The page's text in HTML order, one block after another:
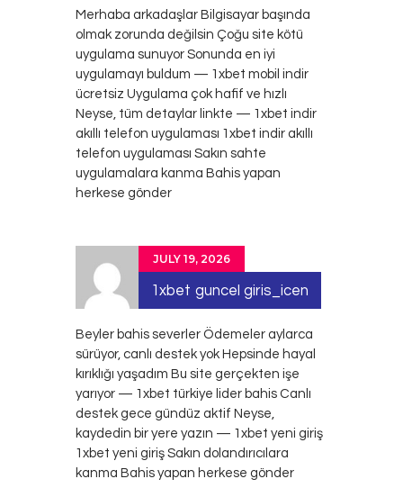
Merhaba arkadaşlar Bilgisayar başında
olmak zorunda değilsin Çoğu site kötü
uygulama sunuyor Sonunda en iyi
uygulamayı buldum — 1xbet mobil indir
ücretsiz Uygulama çok hafif ve hızlı
Neyse, tüm detaylar linkte — 1xbet indir
akıllı telefon uygulaması 1xbet indir akıllı
telefon uygulaması Sakın sahte
uygulamalara kanma Bahis yapan
herkese gönder
JULY 19, 2026
1xbet guncel giris_icen
Beyler bahis severler Ödemeler aylarca
sürüyor, canlı destek yok Hepsinde hayal
kırıklığı yaşadım Bu site gerçekten işe
yarıyor — 1xbet türkiye lider bahis Canlı
destek gece gündüz aktif Neyse,
kaydedin bir yere yazın — 1xbet yeni giriş
1xbet yeni giriş Sakın dolandırıcılara
kanma Bahis yapan herkese gönder